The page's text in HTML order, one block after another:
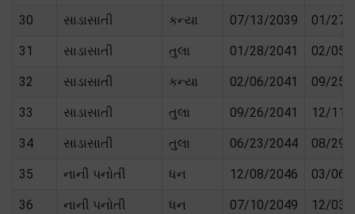
30 સાડાસાતી કન્યા 07/13/2039 01/27/
31 સાડાસાતી તુલા 01/28/2041 02/05/
32 સાડાસાતી કન્યા 02/06/2041 09/25/
33 સાડાસાતી તુલા 09/26/2041 12/11/
34 સાડાસાતી તુલા 06/23/2044 08/29/
35 નાની પનોતી ધન 12/08/2046 03/06/
36 નાની પનોતી ધન 07/10/2049 12/03/